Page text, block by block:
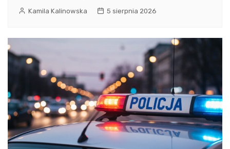
Kamila Kalinowska 5 sierpnia 2026